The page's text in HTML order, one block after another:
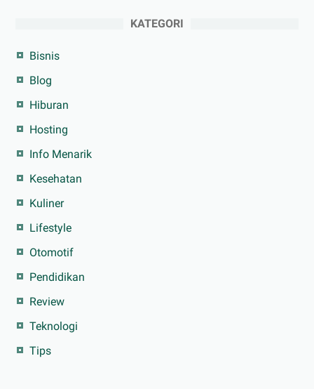
KATEGORI
Bisnis
Blog
Hiburan
Hosting
Info Menarik
Kesehatan
Kuliner
Lifestyle
Otomotif
Pendidikan
Review
Teknologi
Tips